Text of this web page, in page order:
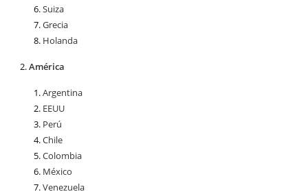
Suiza
Grecia
Holanda
América
Argentina
EEUU
Perú
Chile
Colombia
México
Venezuela